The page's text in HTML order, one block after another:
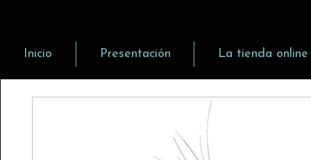
Inicio Presentación La tienda online